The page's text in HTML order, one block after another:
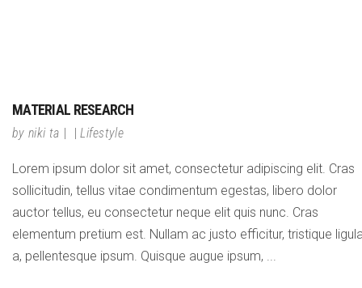
MATERIAL RESEARCH
by niki ta Lifestyle
Lorem ipsum dolor sit amet, consectetur adipiscing elit. Cras
sollicitudin, tellus vitae condimentum egestas, libero dolor
auctor tellus, eu consectetur neque elit quis nunc. Cras
elementum pretium est. Nullam ac justo efficitur, tristique
a, pellentesque ipsum. Quisque augue ipsum,